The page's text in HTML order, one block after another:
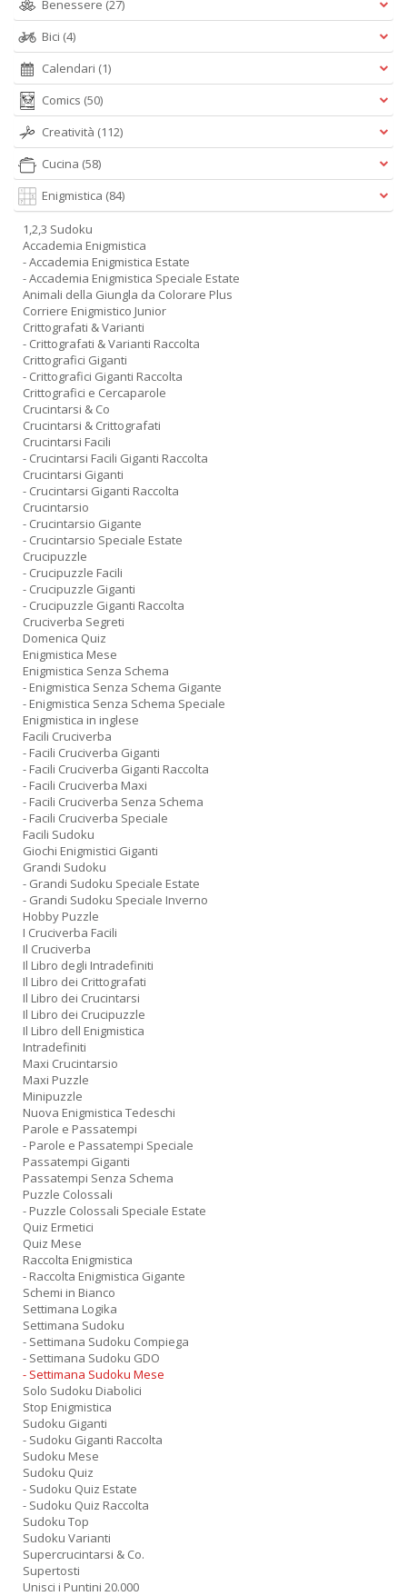
Benessere (27)
Bici (4)
Calendari (1)
Comics (50)
Creatività (112)
Cucina (58)
Enigmistica (84)
1,2,3 Sudoku
Accademia Enigmistica
- Accademia Enigmistica Estate
- Accademia Enigmistica Speciale Estate
Animali della Giungla da Colorare Plus
Corriere Enigmistico Junior
Crittografati & Varianti
- Crittografati & Varianti Raccolta
Crittografici Giganti
- Crittografici Giganti Raccolta
Crittografici e Cercaparole
Crucintarsi & Co
Crucintarsi & Crittografati
Crucintarsi Facili
- Crucintarsi Facili Giganti Raccolta
Crucintarsi Giganti
- Crucintarsi Giganti Raccolta
Crucintarsio
- Crucintarsio Gigante
- Crucintarsio Speciale Estate
Crucipuzzle
- Crucipuzzle Facili
- Crucipuzzle Giganti
- Crucipuzzle Giganti Raccolta
Cruciverba Segreti
Domenica Quiz
Enigmistica Mese
Enigmistica Senza Schema
- Enigmistica Senza Schema Gigante
- Enigmistica Senza Schema Speciale
Enigmistica in inglese
Facili Cruciverba
- Facili Cruciverba Giganti
- Facili Cruciverba Giganti Raccolta
- Facili Cruciverba Maxi
- Facili Cruciverba Senza Schema
- Facili Cruciverba Speciale
Facili Sudoku
Giochi Enigmistici Giganti
Grandi Sudoku
- Grandi Sudoku Speciale Estate
- Grandi Sudoku Speciale Inverno
Hobby Puzzle
I Cruciverba Facili
Il Cruciverba
Il Libro degli Intradefiniti
Il Libro dei Crittografati
Il Libro dei Crucintarsi
Il Libro dei Crucipuzzle
Il Libro dell Enigmistica
Intradefiniti
Maxi Crucintarsio
Maxi Puzzle
Minipuzzle
Nuova Enigmistica Tedeschi
Parole e Passatempi
- Parole e Passatempi Speciale
Passatempi Giganti
Passatempi Senza Schema
Puzzle Colossali
- Puzzle Colossali Speciale Estate
Quiz Ermetici
Quiz Mese
Raccolta Enigmistica
- Raccolta Enigmistica Gigante
Schemi in Bianco
Settimana Logika
Settimana Sudoku
- Settimana Sudoku Compiega
- Settimana Sudoku GDO
- Settimana Sudoku Mese
Solo Sudoku Diabolici
Stop Enigmistica
Sudoku Giganti
- Sudoku Giganti Raccolta
Sudoku Mese
Sudoku Quiz
- Sudoku Quiz Estate
- Sudoku Quiz Raccolta
Sudoku Top
Sudoku Varianti
Supercrucintarsi & Co.
Supertosti
Unisci i Puntini 20.000